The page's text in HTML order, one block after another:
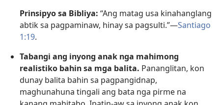
Prinsipyo sa Bibliya: “Ang matag usa kinahanglang
abtik sa pagpaminaw, hinay sa pagsulti.”​—Santiago
1:19.
Tabangi ang inyong anak nga mahimong
realistiko bahin sa mga balita. Pananglitan, kon
dunay balita bahin sa pagpangidnap,
maghunahuna tingali ang bata nga pirme na